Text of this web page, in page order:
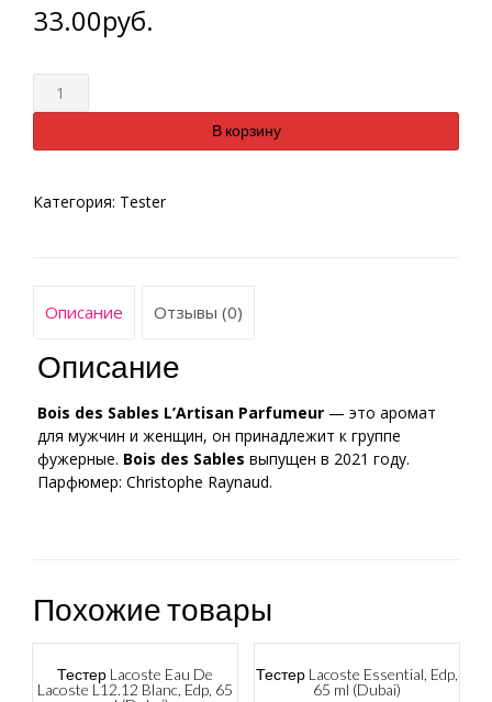
33.00руб.
Количество
В корзину
Категория: Tester
Описание Отзывы (0)
Описание
Bois des Sables L’Artisan Parfumeur— это аромат
для мужчин и женщин, он принадлежит к группе
фужерные. Bois des Sables выпущен в 2021 году.
Парфюмер: Christophe Raynaud.
Похожие товары
Тестер Lacoste Eau De
Lacoste L12.12 Blanc, Edp, 65
Тестер Lacoste Essential, Edp,
65 ml (Dubai)